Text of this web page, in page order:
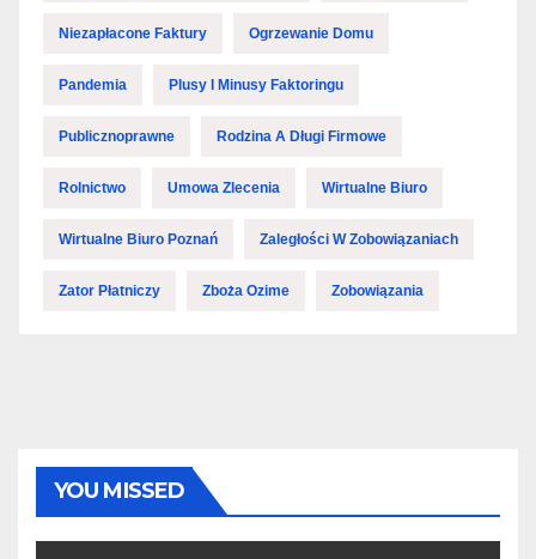
Niezapłacone Faktury Ogrzewanie Domu
Pandemia Plusy I Minusy Faktoringu
Publicznoprawne Rodzina A Długi Firmowe
Rolnictwo Umowa Zlecenia Wirtualne Biuro
Wirtualne Biuro Poznań Zaległości W Zobowiązaniach
Zator Płatniczy Zboża Ozime Zobowiązania
YOU MISSED